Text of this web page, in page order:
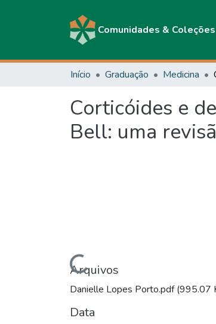
Comunidades & Coleções
Início Graduação Medicina
Corticóides e
Bell: uma
Carregando...
Arquivos
Danielle Lopes Porto.pdf(995.07
Data